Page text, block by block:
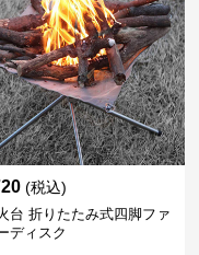
(税込)
台 折りたたみ式四脚ファ
ディスク